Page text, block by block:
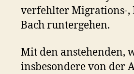
verfehlter Migrations-
Bach runtergehen.
Mit den anstehenden,
insbesondere von der